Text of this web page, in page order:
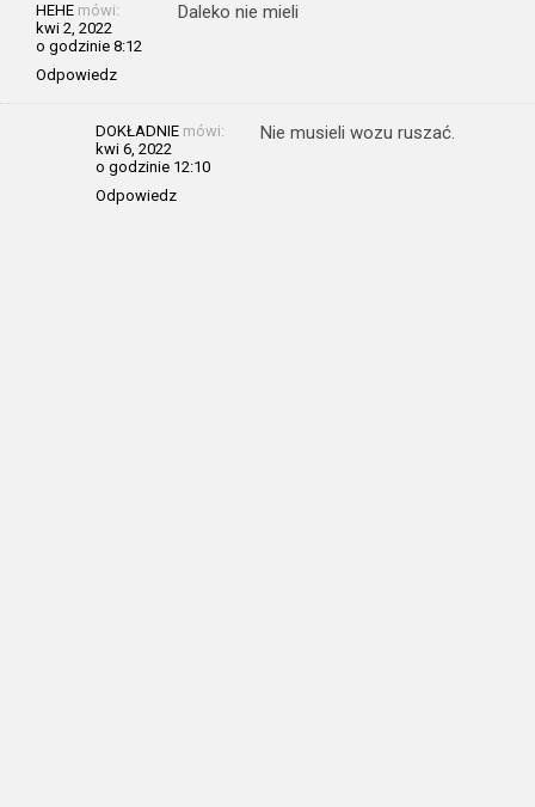
HEHE mówi:
kwi 2, 2022
o godzinie 8:12
Odpowiedz
Daleko nie mieli
DOKŁADNIE mówi:
kwi 6, 2022
o godzinie 12:10
Odpowiedz
Nie musieli wozu ruszać.